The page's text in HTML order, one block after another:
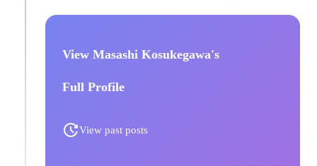
View Masashi Kosukegawa's
Full Profile
View past posts